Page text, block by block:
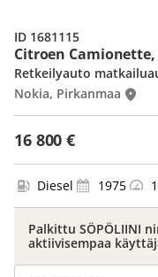
Citroen
16 800 €
Retkeilyauto
Nokia, Pirkanmaa
ID 1681115
Diesel 1975
Palkittu SÖPÖLIINI
aktiivisempaa